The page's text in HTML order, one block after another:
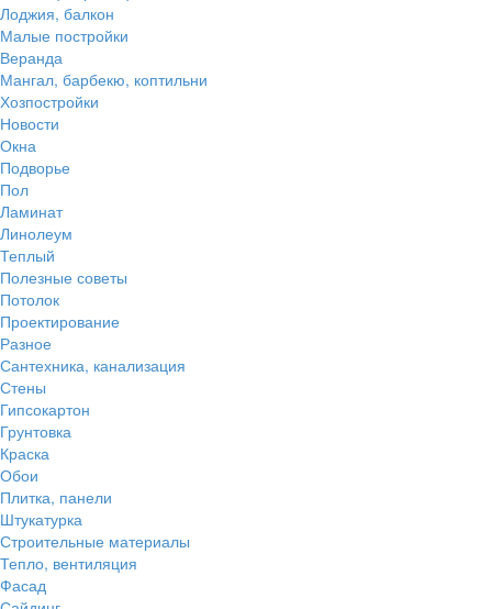
Лоджия, балкон
Малые постройки
Веранда
Мангал, барбекю, коптильни
Хозпостройки
Новости
Окна
Подворье
Пол
Ламинат
Линолеум
Теплый
Полезные советы
Потолок
Проектирование
Разное
Сантехника, канализация
Стены
Гипсокартон
Грунтовка
Краска
Обои
Плитка, панели
Штукатурка
Строительные материалы
Тепло, вентиляция
Фасад